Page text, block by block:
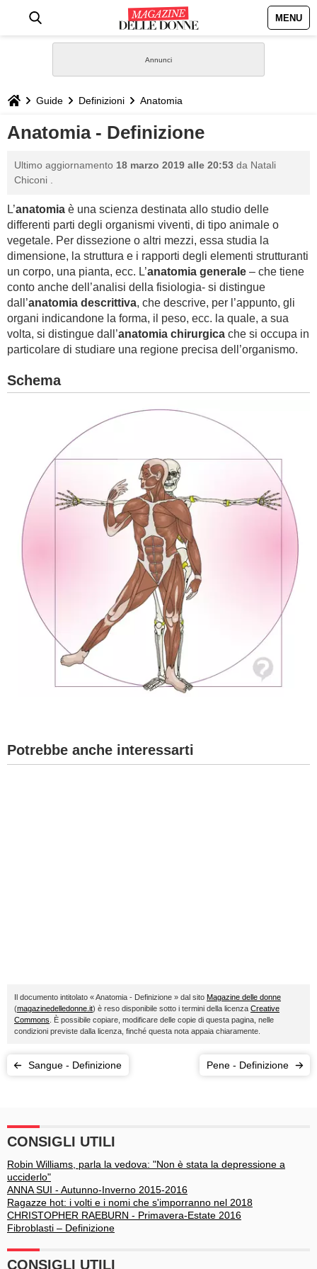
MENU
STILE
BIOGRAFIE
GASTRONOMIA
CAPELLI
SESSO
BAMBINO
DIETA
Guide Definizioni Anatomia
Anatomia - Definizione
Ultimo aggiornamento 18 marzo 2019 alle 20:53 da Natali
Chiconi
L’anatomia è una scienza destinata allo studio delle
differenti parti degli organismi viventi, di tipo animale o
vegetale. Per dissezione o altri mezzi, essa studia la
dimensione, la struttura e i rapporti degli elementi strutturanti
un corpo, una pianta, ecc. L’anatomia generale – che tiene
conto anche dell’analisi della fisiologia- si distingue
dall’anatomia descrittiva, che descrive, per l’appunto, gli
organi indicandone la forma, il peso, ecc. la quale, a sua
volta, si distingue dall’anatomia chirurgica che si occupa in
particolare di studiare una regione precisa dell’organismo.
Schema
Potrebbe anche interessarti
Il documento intitolato « Anatomia - Definizione » dal sito Magazine delle donne
(magazinedelledonne.it) è reso disponibile sotto i termini della licenza Creative
Commons . È possibile copiare, modificare delle copie di questa pagina, nelle
condizioni previste dalla licenza, finché questa nota appaia chiaramente.
Sangue - Definizione Pene - Definizione
CONSIGLI UTILI
Robin Williams, parla la vedova: "Non è stata la depressione a
ucciderlo"
ANNA SUI - Autunno-Inverno 2015-2016
Ragazze hot: i volti e i nomi che s'imporranno nel 2018
CHRISTOPHER RAEBURN - Primavera-Estate 2016
Fibroblasti – Definizione
CONSIGLI UTILI